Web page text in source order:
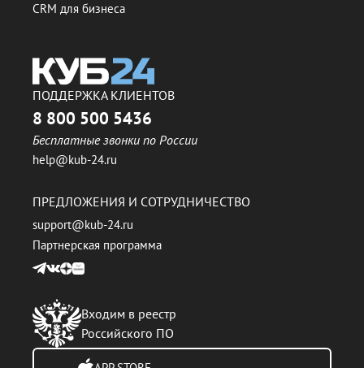
CRM для бизнеса
ПОДДЕРЖКА КЛИЕНТОВ
8 800 500 5436
Бесплатные звонки по России
help@kub-24.ru
ПРЕДЛОЖЕНИЯ И СОТРУДНИЧЕСТВО
support@kub-24.ru
Партнерская программа
Входим в реестр
Российского ПО